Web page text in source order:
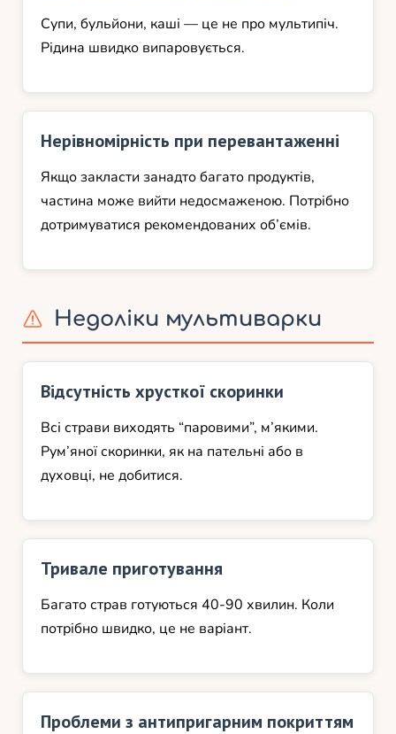
Супи, бульйони, каші — це не про мультипіч.
Рідина швидко випаровується.
Нерівномірність при перевантаженні
Якщо закласти занадто багато продуктів,
частина може вийти недосмаженою. Потрібно
дотримуватися рекомендованих об’ємів.
Недоліки мультиварки
Відсутність хрусткої скоринки
Всі страви виходять “паровими”, м’якими.
Рум’яної скоринки, як на пательні або в
духовці, не добитися.
Тривале приготування
Багато страв готуються 40-90 хвилин. Коли
потрібно швидко, це не варіант.
Проблеми з антипригарним покриттям